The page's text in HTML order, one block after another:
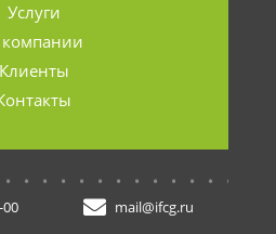
Услуги
Клиенты
00 mail@ifcg.ru